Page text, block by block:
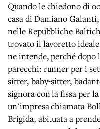
Quando le chiedono di
casa di Damiano
nelle Repubbliche
trovato il lavoretto
ne intende, perché
parecchi: runner per i
sitter, baby-sitter,
signora con la fissa per
un'impresa chiamata
Brigida, abituata a